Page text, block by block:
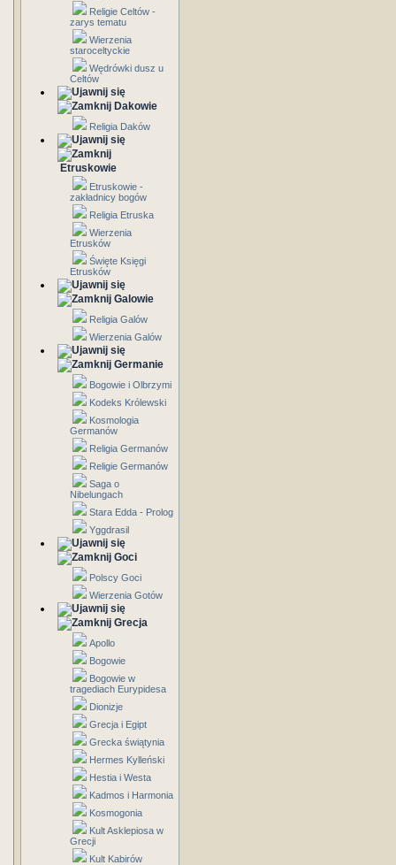
Religie Celtów -
zarys tematu
Wierzenia
staroceltyckie
Wędrówki dusz u
Celtów
Dakowie
Religia Daków
Etruskowie
Etruskowie -
zakładnicy bogów
Religia Etruska
Wierzenia
Etrusków
Święte Księgi
Etrusków
Galowie
Religia Galów
Wierzenia Galów
Germanie
Bogowie i Olbrzymi
Kodeks Królewski
Kosmologia
Germanów
Religia Germanów
Religie Germanów
Saga o
Nibelungach
Stara Edda - Prolog
Yggdrasil
Goci
Polscy Goci
Wierzenia Gotów
Grecja
Apollo
Bogowie
Bogowie w
tragediach Eurypidesa
Dionizje
Grecja i Egipt
Grecka świątynia
Hermes Kylleński
Hestia i Westa
Kadmos i Harmonia
Kosmogonia
Kult Asklepiosa w
Grecji
Kult Kabirów